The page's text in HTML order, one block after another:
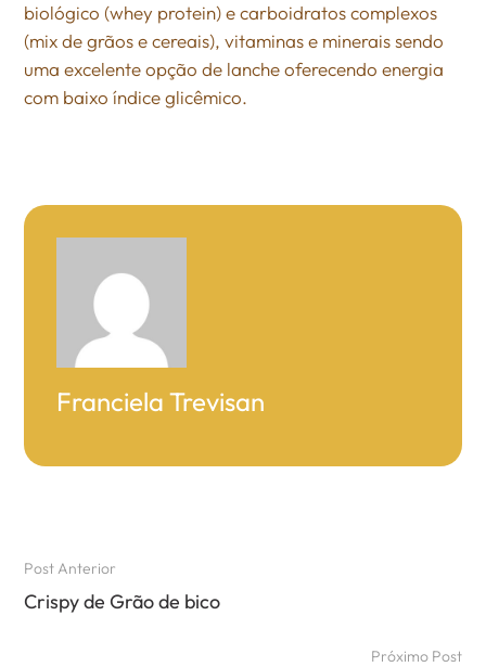
biológico (whey protein) e carboidratos complexos
(mix de grãos e cereais), vitaminas e minerais sendo
uma excelente opção de lanche oferecendo energia
com baixo índice glicêmico.
Franciela Trevisan
Post Anterior
Crispy de Grão de bico
Próximo Post